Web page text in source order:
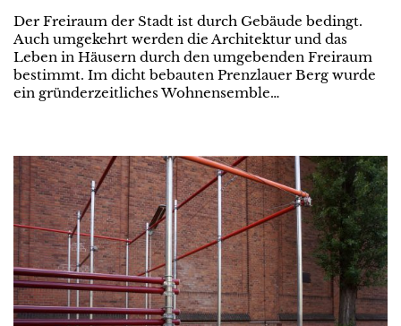
Der Freiraum der Stadt ist durch Gebäude bedingt.
Auch umgekehrt werden die Architektur und das
Leben in Häusern durch den umgebenden Freiraum
bestimmt. Im dicht bebauten Prenzlauer Berg wurde
ein gründerzeitliches Wohnensemble…